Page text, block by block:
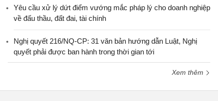
Yêu cầu xử lý dứt điểm vướng mắc pháp lý cho doanh nghiệp
về đấu thầu, đất đai, tài chính
Nghị quyết 216/NQ-CP: 31 văn bản hướng dẫn Luật, Nghị
quyết phải được ban hành trong thời gian tới
Xem thêm